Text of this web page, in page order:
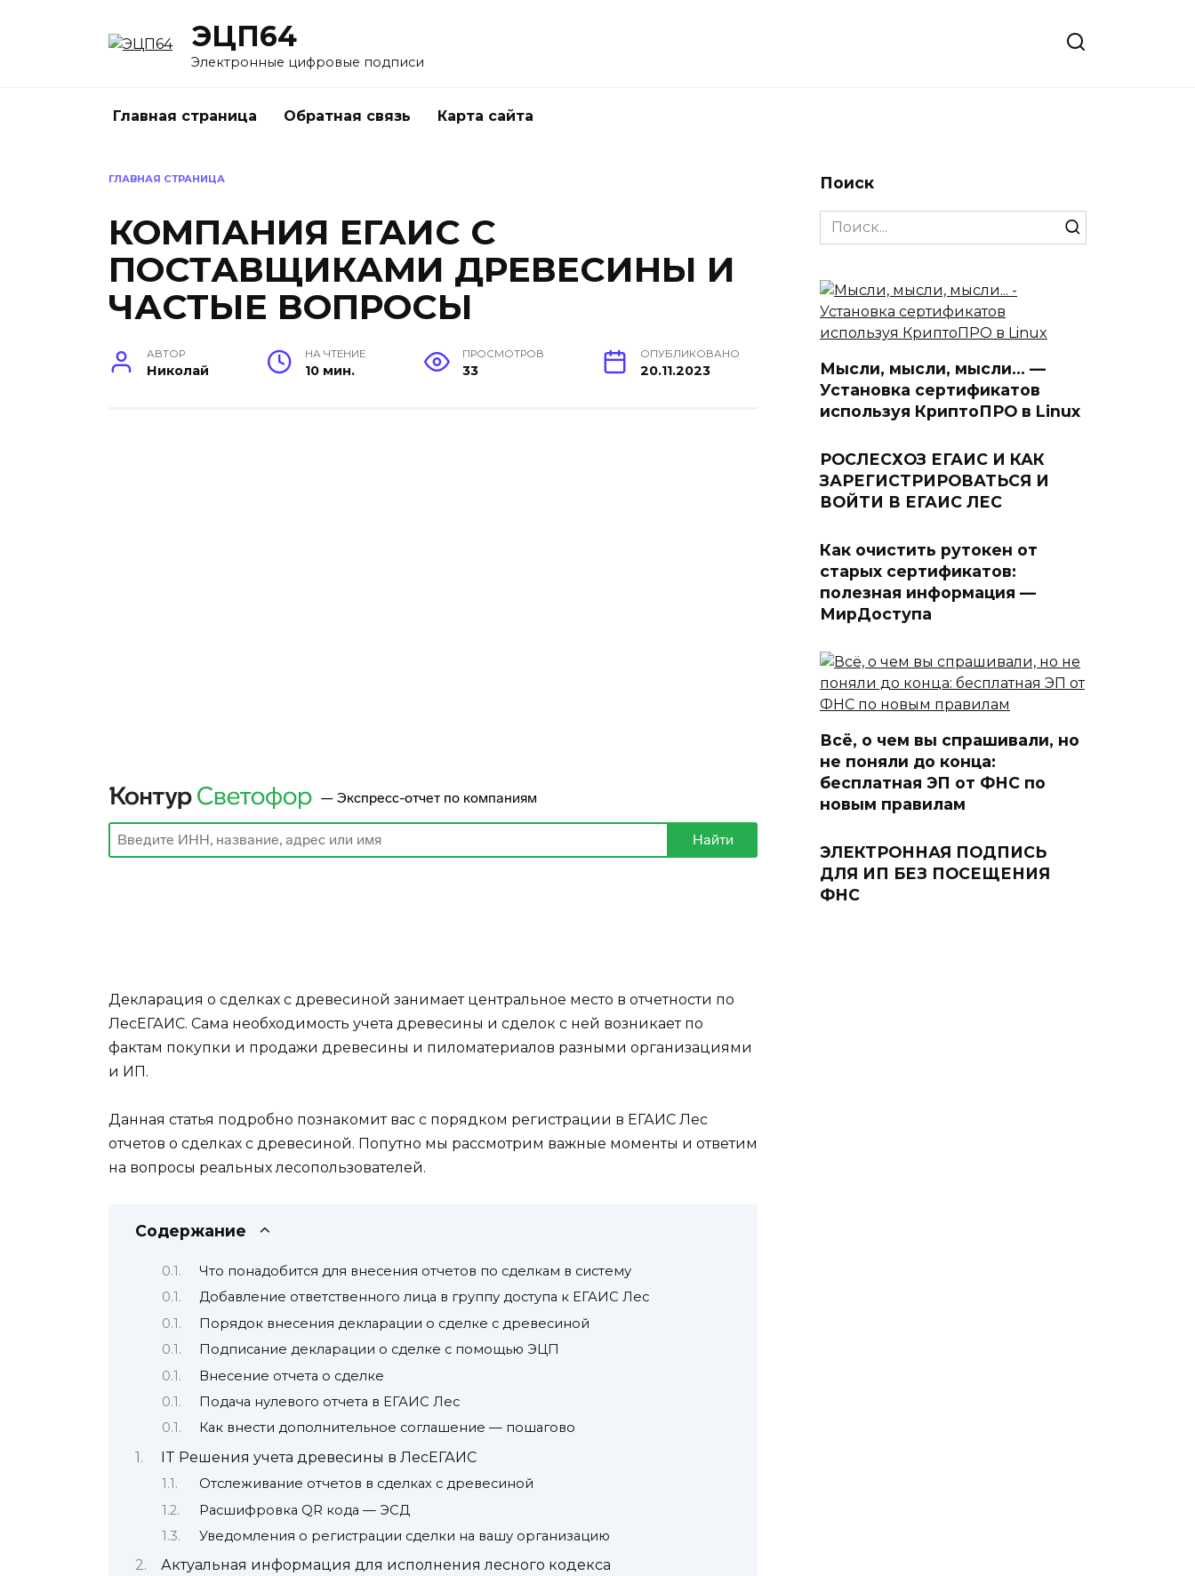
ЭЦП64
Электронные цифровые подписи
Главная страница Обратная связь Карта сайта
ГЛАВНАЯ СТРАНИЦА
КОМПАНИЯ ЕГАИС С
ПОСТАВЩИКАМИ ДРЕВЕСИНЫ И
ЧАСТЫЕ ВОПРОСЫ
АВТОР
Николай
НА ЧТЕНИЕ
10 мин.
ПРОСМОТРОВ
33
ОПУБЛИКОВАНО
20.11.2023
Декларация о сделках с древесиной занимает центральное место в отчетности по
ЛесЕГАИС. Сама необходимость учета древесины и сделок с ней возникает по
фактам покупки и продажи древесины и пиломатериалов разными организациями
и ИП.
Данная статья подробно познакомит вас с порядком регистрации в ЕГАИС Лес
отчетов о сделках с древесиной. Попутно мы рассмотрим важные моменты и ответим
на вопросы реальных лесопользователей.
Содержание
Что понадобится для внесения отчетов по сделкам в систему
Добавление ответственного лица в группу доступа к ЕГАИС Лес
Порядок внесения декларации о сделке с древесиной
Подписание декларации о сделке с помощью ЭЦП
Внесение отчета о сделке
Подача нулевого отчета в ЕГАИС Лес
Как внести дополнительное соглашение — пошагово
IT Решения учета древесины в ЛесЕГАИС
Отслеживание отчетов в сделках с древесиной
Расшифровка QR кода — ЭСД
Уведомления о регистрации сделки на вашу организацию
Актуальная информация для исполнения лесного кодекса
Поиск
Search
for:
Мысли, мысли, мысли… —
Установка сертификатов
используя КриптоПРО в Linux
РОСЛЕСХОЗ ЕГАИС И КАК
ЗАРЕГИСТРИРОВАТЬСЯ И
ВОЙТИ В ЕГАИС ЛЕС
Как очистить рутокен от
старых сертификатов:
полезная информация —
МирДоступа
Всё, о чем вы спрашивали, но
не поняли до конца:
бесплатная ЭП от ФНС по
новым правилам
ЭЛЕКТРОННАЯ ПОДПИСЬ
ДЛЯ ИП БЕЗ ПОСЕЩЕНИЯ
ФНС